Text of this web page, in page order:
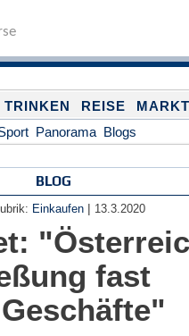
TRINKEN REISE
Panorama Blogs
BLOG
Einkaufen | 13.3.2020
fast